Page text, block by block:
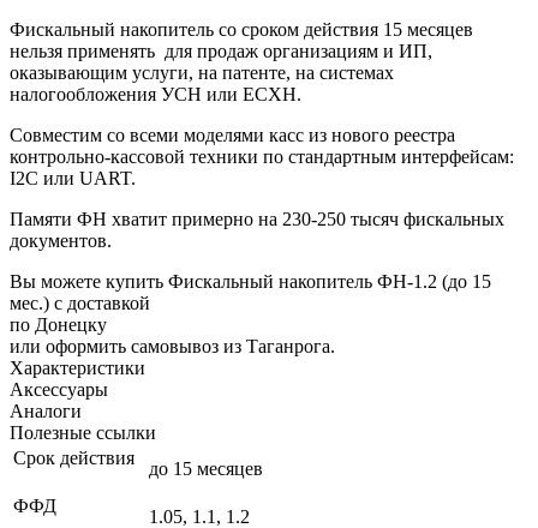
Фискальный накопитель со сроком действия 15 месяцев
нельзя применять для продаж организациям и ИП,
оказывающим услуги, на патенте, на системах
налогообложения УСН или ЕСХН.
Совместим со всеми моделями касс из нового реестра
контрольно-кассовой техники по стандартным интерфейсам:
I2С или UART.
Памяти ФН хватит примерно на 230-250 тысяч фискальных
документов.
Вы можете купить Фискальный накопитель ФН-1.2 (до 15
мес.) с доставкой
по Донецку
или оформить самовывоз из Таганрога.
Характеристики
Аксессуары
Аналоги
Полезные ссылки
Срок действия
до 15 месяцев
ФФД
1.05, 1.1, 1.2